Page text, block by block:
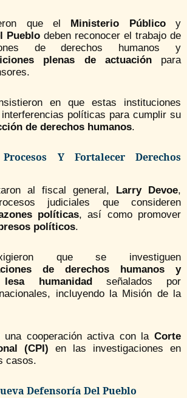
que el Ministerio Públicoy
Pueblo deben reconocer el trabajo de
de derechos humanos y
plenas de actuaciónpara
en que estas instituciones
políticas para cumplir su
de derechos humanos.
Y Fortalecer Derechos
al fiscal general, Larry Devoe,
judiciales que consideren
políticas, así como promover
políticos.
que se investiguen
de derechos humanos y
humanidadseñalados por
incluyendo la Misión de la
una cooperación activa con la Corte
(CPI) en las investigaciones en
casos.
Defensoría Del Pueblo